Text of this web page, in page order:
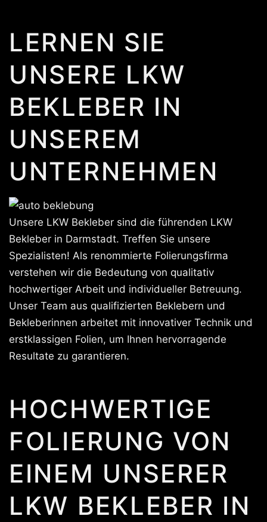
LERNEN SIE
UNSERE LKW
BEKLEBER IN
UNSEREM
UNTERNEHMEN
Unsere LKW Bekleber sind die führenden LKW
Bekleber in Darmstadt. Treffen Sie unsere
Spezialisten! Als renommierte Folierungsfirma
verstehen wir die Bedeutung von qualitativ
hochwertiger Arbeit und individueller Betreuung.
Unser Team aus qualifizierten Beklebern und
Bekleberinnen arbeitet mit innovativer Technik und
erstklassigen Folien, um Ihnen hervorragende
Resultate zu garantieren.
HOCHWERTIGE
FOLIERUNG VON
EINEM UNSERER
LKW BEKLEBER IN